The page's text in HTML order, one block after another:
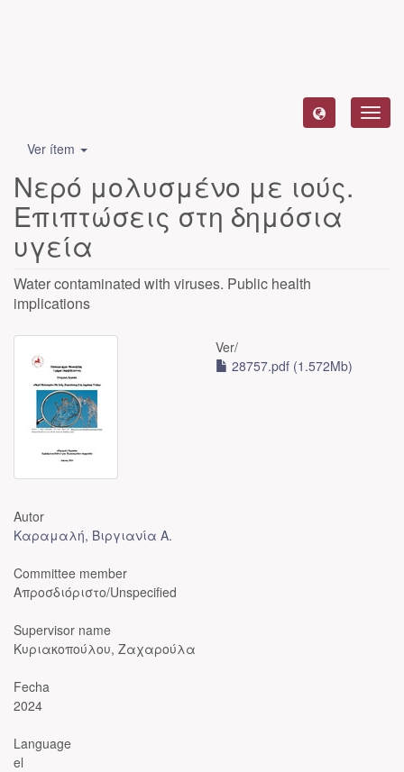
Ver ítem
Νερό μολυσμένο με ιούς.
Επιπτώσεις στη δημόσια
υγεία
Water contaminated with viruses. Public health
implications
Ver/
28757.pdf (1.572Mb)
Autor
Καραμαλή, Βιργιανία Α.
Committee member
Απροσδιόριστο/Unspecified
Supervisor name
Κυριακοπούλου, Ζαχαρούλα
Fecha
2024
Language
el